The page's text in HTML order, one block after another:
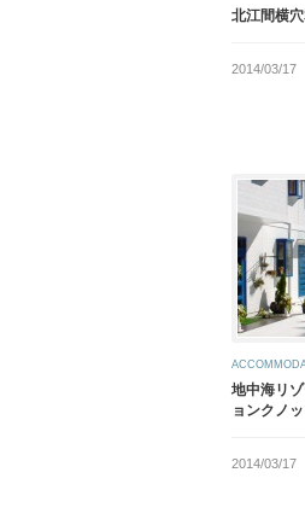
北江間横
2014/03/17
地中海リ
ョンクノ
2014/03/17